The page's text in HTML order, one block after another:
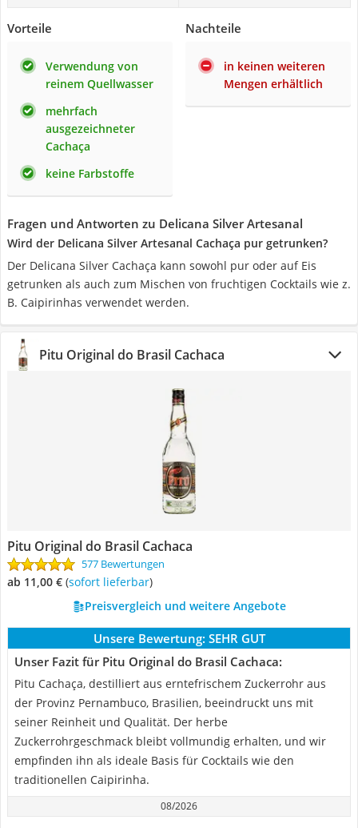
Vorteile
Verwendung von
reinem Quellwasser
mehrfach
ausgezeichneter
Cachaça
keine Farbstoffe
Nachteile
in keinen weiteren
Mengen erhältlich
Fragen und Antworten zu Delicana Silver Artesanal
Wird der Delicana Silver Artesanal Cachaça pur getrunken?
Der Delicana Silver Cachaça kann sowohl pur oder auf Eis
getrunken als auch zum Mischen von fruchtigen Cocktails wie z.
B. Caipirinhas verwendet werden.
Pitu Original do Brasil Cachaca
Pitu Original do Brasil Cachaca
577 Bewertungen
ab 11,00 € ( Sofort lieferbar)
Preisvergleich und weitere Angebote
Unsere Bewertung: SEHR GUT
Unser Fazit für Pitu Original do Brasil Cachaca:
Pitu Cachaça, destilliert aus erntefrischem Zuckerrohr aus
der Provinz Pernambuco, Brasilien, beeindruckt uns mit
seiner Reinheit und Qualität. Der herbe
Zuckerrohrgeschmack bleibt vollmundig erhalten, und wir
empfinden ihn als ideale Basis für Cocktails wie den
traditionellen Caipirinha.
08/2026